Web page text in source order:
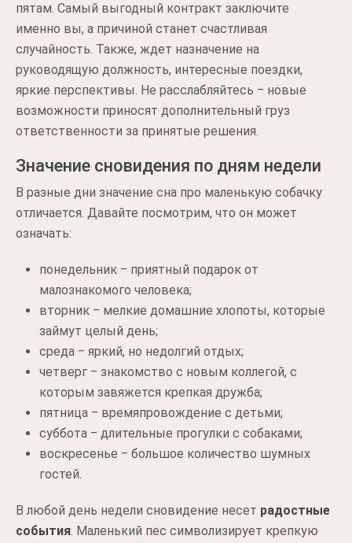
пятам. Самый выгодный контракт заключите
именно вы, а причиной станет счастливая
случайность. Также, ждет назначение на
руководящую должность, интересные поездки,
яркие перспективы. Не расслабляйтесь ‒ новые
возможности приносят дополнительный груз
ответственности за принятые решения.
Значение сновидения по дням недели
В разные дни значение сна про маленькую собачку
отличается. Давайте посмотрим, что он может
означать:
понедельник ‒ приятный подарок от
малознакомого человека;
вторник ‒ мелкие домашние хлопоты, которые
займут целый день;
среда ‒ яркий, но недолгий отдых;
четверг ‒ знакомство с новым коллегой, с
которым завяжется крепкая дружба;
пятница ‒ времяпровождение с детьми;
суббота ‒ длительные прогулки с собаками;
воскресенье ‒ большое количество шумных
гостей.
В любой день недели сновидение несет радостные
события. Маленький пес символизирует крепкую